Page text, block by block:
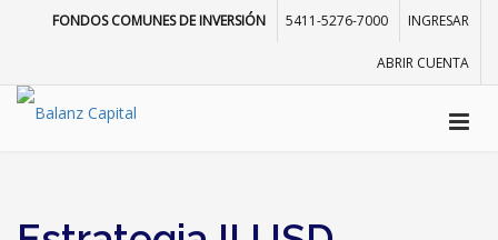
FONDOS COMUNES DE INVERSIÓN 5411-5276-7000 INGRESAR
ABRIR CUENTA